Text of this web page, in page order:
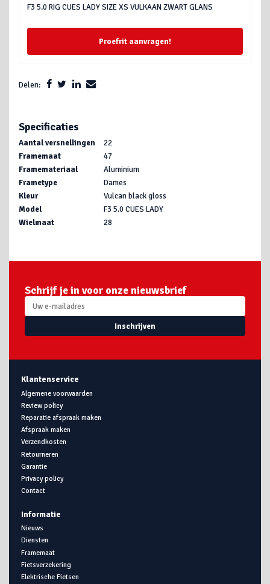
F3 5.0 RIG CUES LADY SIZE XS VULKAAN ZWART GLANS
Proefrit aanvragen!
Delen:
Specificaties
Aantal versnellingen
22
Framemaat
47
Framemateriaal
Aluminium
Frametype
Dames
Kleur
Vulcan black gloss
Model
F3 5.0 CUES LADY
Wielmaat
28
Schrijf je in voor onze nieuwsbrief
Inschrijven
Klantenservice
Algemene voorwaarden
Review policy
Reparatie afspraak maken
Afspraak maken
Verzendkosten
Retourneren
Garantie
Privacy policy
Contact
Informatie
Nieuws
Diensten
Framemaat
Fietsverzekering
Elektrische Fietsen